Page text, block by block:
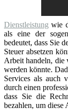
Dienstleistung wie
als eine der
bedeutet, dass Sie
Steuer absetzen
Arbeit handeln, die
werden könnte.
Services als auch
durch einen
dass Sie die
bezahlen, um diese